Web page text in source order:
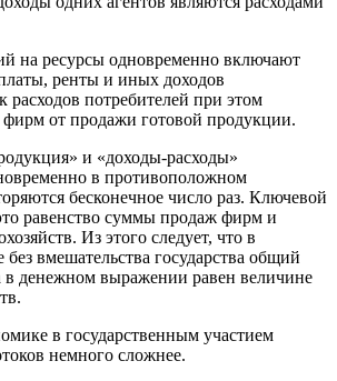
на ресурсы одновременно включают
ренты и иных доходов
расходов потребителей при этом
фирм от продажи готовой продукции.
и «доходы-расходы»
в противоположном
бесконечное число раз. Ключевой
равенство суммы продаж фирм и
Из этого следует, что в
вмешательства государства общий
в денежном выражении равен величине
в государственным участием
немного сложнее.